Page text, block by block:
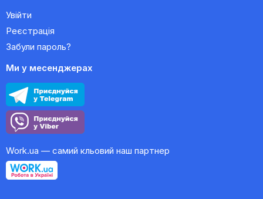
Увійти
Реєстрація
Забули пароль?
Ми у месенджерах
Work.ua — самий кльовий наш партнер